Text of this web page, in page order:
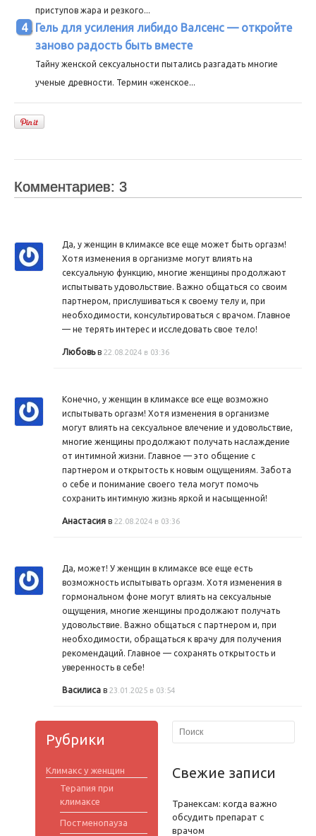
приступов жара и резкого...
Гель для усиления либидо Валсенс — откройте
заново радость быть вместе
Тайну женской сексуальности пытались разгадать многие
ученые древности. Термин «женское...
Комментариев: 3
Да, у женщин в климаксе все еще может быть оргазм!
Хотя изменения в организме могут влиять на
сексуальную функцию, многие женщины продолжают
испытывать удовольствие. Важно общаться со своим
партнером, прислушиваться к своему телу и, при
необходимости, консультироваться с врачом. Главное
— не терять интерес и исследовать свое тело!
Любовьв 22.08.2024 в 03:36
Конечно, у женщин в климаксе все еще возможно
испытывать оргазм! Хотя изменения в организме
могут влиять на сексуальное влечение и удовольствие,
многие женщины продолжают получать наслаждение
от интимной жизни. Главное — это общение с
партнером и открытость к новым ощущениям. Забота
о себе и понимание своего тела могут помочь
сохранить интимную жизнь яркой и насыщенной!
Анастасия в 22.08.2024 в 03:36
Да, может! У женщин в климаксе все еще есть
возможность испытывать оргазм. Хотя изменения в
гормональном фоне могут влиять на сексуальные
ощущения, многие женщины продолжают получать
удовольствие. Важно общаться с партнером и, при
необходимости, обращаться к врачу для получения
рекомендаций. Главное — сохранять открытость и
уверенность в себе!
Василиса в 23.01.2025 в 03:54
Рубрики
Климакс у женщин
Терапия при
климаксе
Постменопауза
Свежие записи
Транексам: когда важно
обсудить препарат с
врачом